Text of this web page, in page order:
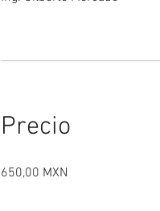
Precio
650,00 MXN